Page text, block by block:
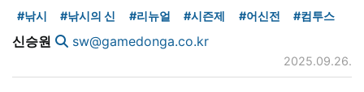
#낚시 #낚시의 신 #리뉴얼 #시즌제 #어신전 #컴투스
신승원 sw@gamedonga.co.kr
2025.09.26.